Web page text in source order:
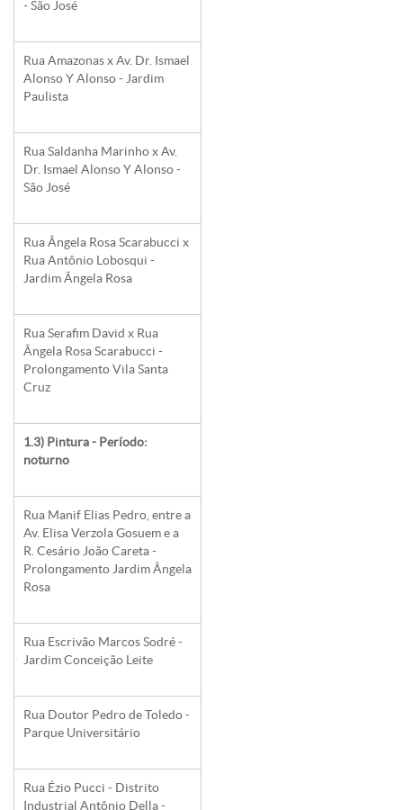
- São José
Rua Amazonas x Av. Dr. Ismael
Alonso Y Alonso - Jardim
Paulista
Rua Saldanha Marinho x Av.
Dr. Ismael Alonso Y Alonso -
São José
Rua Ângela Rosa Scarabucci x
Rua Antônio Lobosqui -
Jardim Ângela Rosa
Rua Serafim David x Rua
Ângela Rosa Scarabucci -
Prolongamento Vila Santa
Cruz
1.3) Pintura - Período:
noturno
Rua Manif Elias Pedro, entre a
Av. Elisa Verzola Gosuem e a
R. Cesário João Careta -
Prolongamento Jardim Ângela
Rosa
Rua Escrivão Marcos Sodré -
Jardim Conceição Leite
Rua Doutor Pedro de Toledo -
Parque Universitário
Rua Ézio Pucci - Distrito
Industrial Antônio Della -